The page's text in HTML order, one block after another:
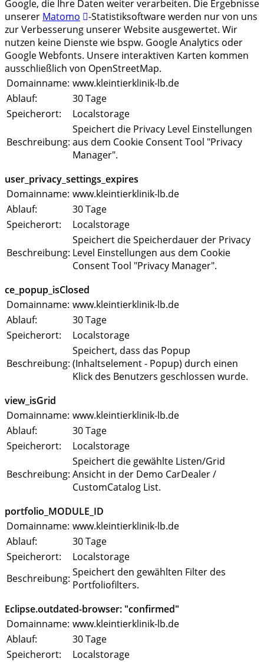
Google, die Ihre Daten weiter verarbeiten. Die Ergebnisse
unserer Matomo
-Statistiksoftware werden nur von uns
zur Verbesserung unserer Website ausgewertet. Wir
nutzen keine Dienste wie bspw. Google Analytics oder
Google Webfonts. Unsere interaktiven Karten kommen
ausschließlich von OpenStreetMap.
Domainname: www.kleintierklinik-lb.de
Ablauf:
30 Tage
Speicherort:
Localstorage
Beschreibung:
Speichert die Privacy Level Einstellungen
aus dem Cookie Consent Tool "Privacy
Manager".
user_privacy_settings_expires
Domainname: www.kleintierklinik-lb.de
Ablauf:
30 Tage
Speicherort:
Localstorage
Beschreibung:
Speichert die Speicherdauer der Privacy
Level Einstellungen aus dem Cookie
Consent Tool "Privacy Manager".
ce_popup_isClosed
Domainname: www.kleintierklinik-lb.de
Ablauf:
30 Tage
Speicherort:
Localstorage
Beschreibung:
Speichert, dass das Popup
(Inhaltselement - Popup) durch einen
Klick des Benutzers geschlossen wurde.
view_isGrid
Domainname: www.kleintierklinik-lb.de
Ablauf:
30 Tage
Speicherort:
Localstorage
Beschreibung:
Speichert die gewählte Listen/Grid
Ansicht in der Demo CarDealer /
CustomCatalog List.
portfolio_MODULE_ID
Domainname: www.kleintierklinik-lb.de
Ablauf:
30 Tage
Speicherort:
Localstorage
Beschreibung: Speichert den gewählten Filter des
Portfoliofilters.
Eclipse.outdated-browser: "confirmed"
Domainname: www.kleintierklinik-lb.de
Ablauf:
30 Tage
Speicherort:
Localstorage